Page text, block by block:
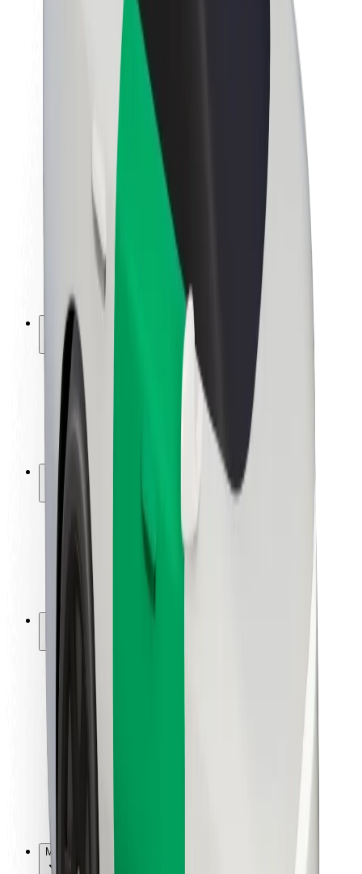
Bolt ja kestlikkus
Nullprojekt
Kaubamärgi suunised
Missioon
Investorsuhted
Juhtkond
Bränd
Meedia
Urban Fund
Ohutus
Sõitjate ohutus
Juhtide ohutus
Tõukerattaohutus
Safety Lab
Linnad
Asukohad
Lahendused linnadele
Lennujaamad
Bolti laadimisdokid
Juhtidele
Kulleritele
Bolt Food
Restoranidele
Bolt for Business
Muu